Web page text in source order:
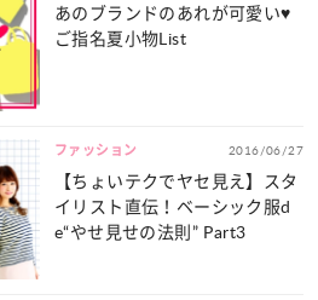
あのブランドのあれが可愛い♥
ご指名夏小物List
ファッション 2016/06/27
【ちょいテクでヤセ見え】スタ
イリスト直伝！ベーシック服d
e“やせ見せの法則” Part3